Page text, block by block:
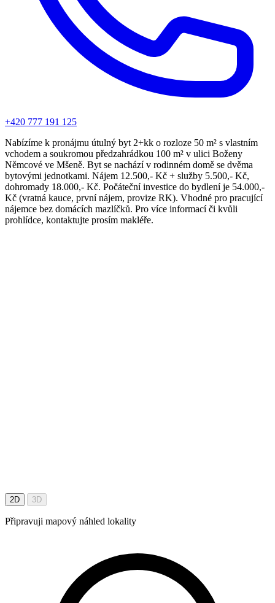
+420 777 191 125
Nabízíme k pronájmu útulný byt 2+kk o rozloze 50 m² s vlastním
vchodem a soukromou předzahrádkou 100 m² v ulici Boženy
Němcové ve Mšeně. Byt se nachází v rodinném domě se dvěma
bytovými jednotkami. Nájem 12.500,- Kč + služby 5.500,- Kč,
dohromady 18.000,- Kč. Počáteční investice do bydlení je 54.000,-
Kč (vratná kauce, první nájem, provize RK). Vhodné pro pracující
nájemce bez domácích mazlíčků. Pro více informací či kvůli
prohlídce, kontaktujte prosím makléře.
2D 3D
Připravuji mapový náhled lokality